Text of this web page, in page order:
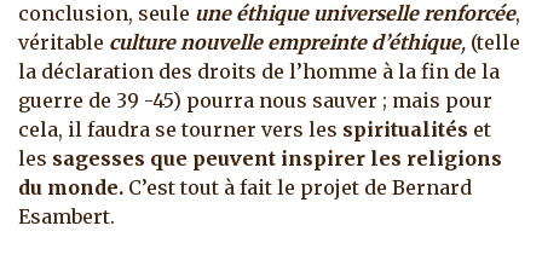
conclusion, seule une éthique universelle renforcée,
véritable culture nouvelle empreinte d’éthique, (telle
la déclaration des droits de l’homme à la fin de la
guerre de 39 -45) pourra nous sauver ; mais pour
cela, il faudra se tourner vers les spiritualités et
les sagesses que peuvent inspirer les religions
du monde. C’est tout à fait le projet de Bernard
Esambert.